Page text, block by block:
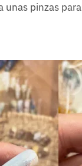
pinzas